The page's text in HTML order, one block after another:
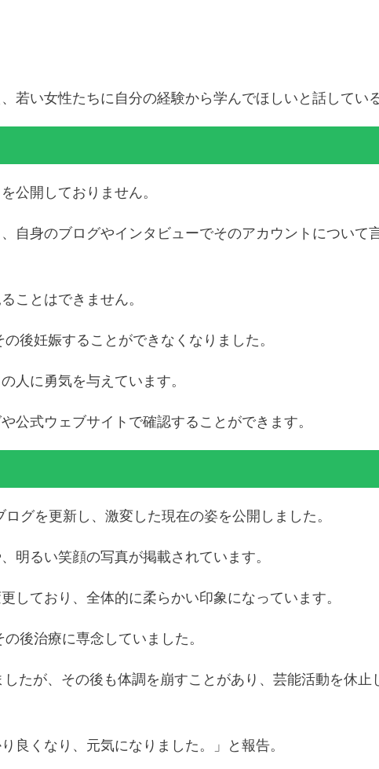
若い女性たちに自分の経験から学んでほしいと話している
公開しておりません。
自身のブログやインタビューでそのアカウントについて
ことはできません。
後妊娠することができなくなりました。
人に勇気を与えています。
公式ウェブサイトで確認することができます。
グを更新し、激変した現在の姿を公開しました。
明るい笑顔の写真が掲載されています。
しており、全体的に柔らかい印象になっています。
後治療に専念していました。
たが、その後も体調を崩すことがあり、芸能活動を休止
良くなり、元気になりました。」と報告。